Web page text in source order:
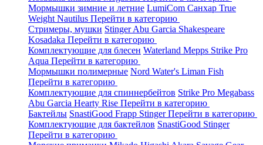
Мормышки зимние и летние LumiCom Санхар True
Weight Nautilus Перейти в категорию
Стримеры, мушки StingerAbu Garcia Shakespeare
Kosadaka Перейти в категорию
Комплектующие для блесен Waterland Mepps Strike Pro
Aqua Перейти в категорию
Мормышки полимерные Nord Water's Liman Fish
Перейти в категорию
Комплектующие для спиннербейтов Strike Pro Megabass
Abu Garcia Hearty Rise Перейти в категорию
Бактейлы SnastiGood Frapp StingerПерейти в категорию
Комплектующие для бактейлов SnastiGood Stinger
Перейти в категорию